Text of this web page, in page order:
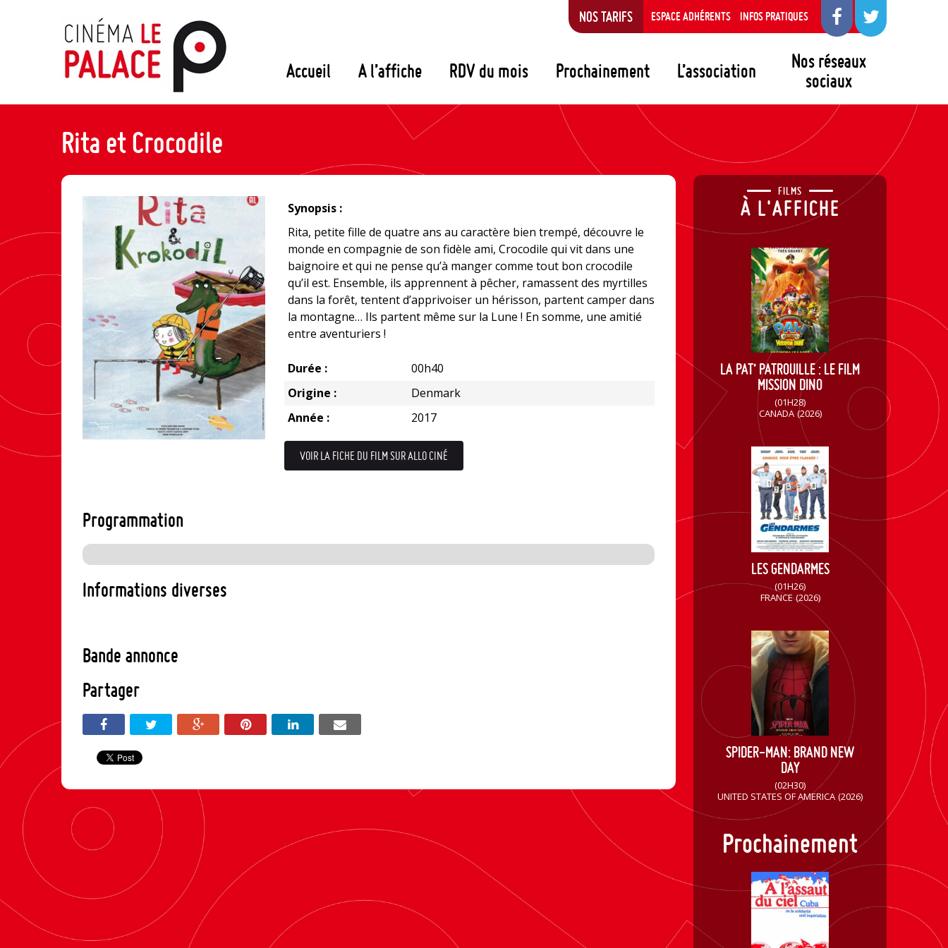
Accueil A l’affiche RDV du mois Prochainement L’association
Nos réseaux
sociaux
NOS TARIFS ESPACE ADHÉRENTS INFOS PRATIQUES
Rita et Crocodile
Synopsis :
Rita, petite fille de quatre ans au caractère bien trempé, découvre le
monde en compagnie de son fidèle ami, Crocodile qui vit dans une
baignoire et qui ne pense qu’à manger comme tout bon crocodile
qu’il est. Ensemble, ils apprennent à pêcher, ramassent des myrtilles
dans la forêt, tentent d’apprivoiser un hérisson, partent camper dans
la montagne… Ils partent même sur la Lune ! En somme, une amitié
entre aventuriers !
Durée :
00h40
Origine :
Denmark
Année :
2017
VOIR LA FICHE DU FILM SUR ALLO CINÉ
Programmation
Informations diverses
Bande annonce
Partager
FILMS
À L'AFFICHE
LA PAT’ PATROUILLE : LE FILM
MISSION DINO
(01H28)
CANADA (2026)
LES GENDARMES
(01H26)
FRANCE (2026)
SPIDER-MAN: BRAND NEW
DAY
(02H30)
UNITED STATES OF AMERICA (2026)
Prochainement